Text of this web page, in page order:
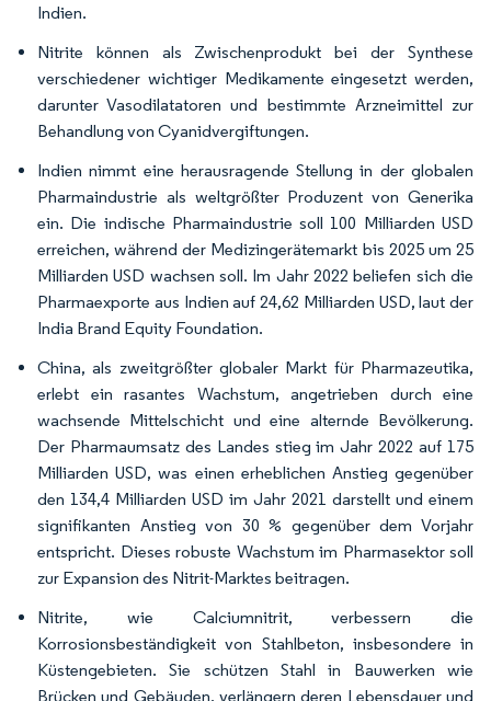
Indien.
Nitrite können als Zwischenprodukt bei der Synthese
verschiedener wichtiger Medikamente eingesetzt werden,
darunter Vasodilatatoren und bestimmte Arzneimittel zur
Behandlung von Cyanidvergiftungen.
Indien nimmt eine herausragende Stellung in der globalen
Pharmaindustrie als weltgrößter Produzent von Generika
ein. Die indische Pharmaindustrie soll 100 Milliarden USD
erreichen, während der Medizingerätemarkt bis 2025 um 25
Milliarden USD wachsen soll. Im Jahr 2022 beliefen sich die
Pharmaexporte aus Indien auf 24,62 Milliarden USD, laut der
India Brand Equity Foundation.
China, als zweitgrößter globaler Markt für Pharmazeutika,
erlebt ein rasantes Wachstum, angetrieben durch eine
wachsende Mittelschicht und eine alternde Bevölkerung.
Der Pharmaumsatz des Landes stieg im Jahr 2022 auf 175
Milliarden USD, was einen erheblichen Anstieg gegenüber
den 134,4 Milliarden USD im Jahr 2021 darstellt und einem
signifikanten Anstieg von 30 % gegenüber dem Vorjahr
entspricht. Dieses robuste Wachstum im Pharmasektor soll
zur Expansion des Nitrit-Marktes beitragen.
Nitrite, wie Calciumnitrit, verbessern die
Korrosionsbeständigkeit von Stahlbeton, insbesondere in
Küstengebieten. Sie schützen Stahl in Bauwerken wie
Brücken und Gebäuden, verlängern deren Lebensdauer und